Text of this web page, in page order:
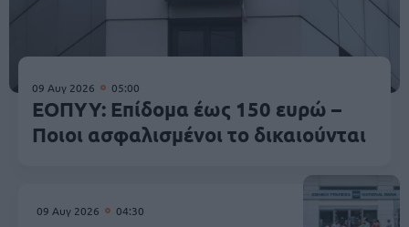
09 Αυγ 2026 05:00
ΕΟΠΥΥ: Επίδομα έως 150 ευρώ –
Ποιοι ασφαλισμένοι το δικαιούνται
09 Αυγ 2026 04:30